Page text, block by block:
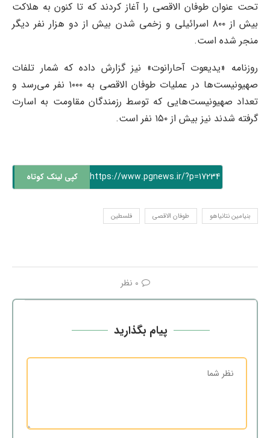
تحت عنوان طوفان الاقصی را آغاز کردند که تا کنون به هلاکت
بیش از ۸۰۰ اسرائیلی و زخمی شدن بیش از دو هزار نفر دیگر
منجر شده است.
روزنامه «یدیعوت آحارانوت» نیز گزارش داده که شمار تلفات
صهیونیست‌ها در عملیات طوفان الاقصی به ۱۰۰۰ نفر می‌رسد و
تعداد صهیونیست‌هایی که توسط رزمندگان مقاومت به اسارت
گرفته شدند نیز بیش از ۱۵۰ نفر است.
https://www.pgnews.ir/?p=17234 کپی لینک کوتاه
بنیامین نتانیاهو طوفان الاقصی فلسطین
0 نظر
پیام بگذارید